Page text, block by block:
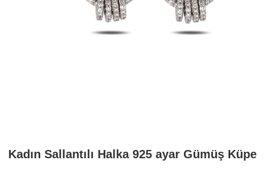
Kadın Sallantılı Halka 925 ayar Gümüş Küpe